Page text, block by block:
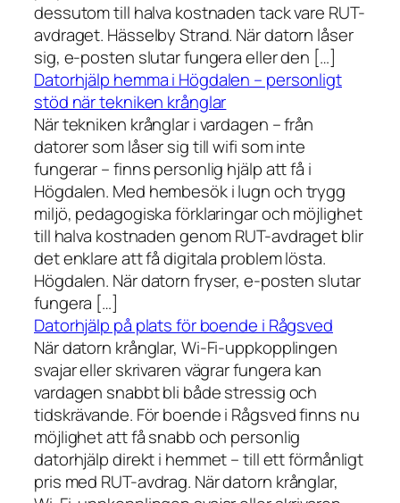
dessutom till halva kostnaden tack vare RUT-
avdraget. Hässelby Strand. När datorn låser
sig, e-posten slutar fungera eller den […]
Datorhjälp hemma i Högdalen – personligt
stöd när tekniken krånglar
När tekniken krånglar i vardagen – från
datorer som låser sig till wifi som inte
fungerar – finns personlig hjälp att få i
Högdalen. Med hembesök i lugn och trygg
miljö, pedagogiska förklaringar och möjlighet
till halva kostnaden genom RUT-avdraget blir
det enklare att få digitala problem lösta.
Högdalen. När datorn fryser, e-posten slutar
fungera […]
Datorhjälp på plats för boende i Rågsved
När datorn krånglar, Wi-Fi-uppkopplingen
svajar eller skrivaren vägrar fungera kan
vardagen snabbt bli både stressig och
tidskrävande. För boende i Rågsved finns nu
möjlighet att få snabb och personlig
datorhjälp direkt i hemmet – till ett förmånligt
pris med RUT-avdrag. När datorn krånglar,